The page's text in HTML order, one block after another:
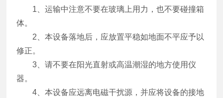
1、运输中注意不要在玻璃上用力，也不要碰撞箱
体。
2、本设备落地后，应放置平稳如地面不平应予以
修正。
3、请不要在阳光直射或高温潮湿的地方使用仪
器。
4、本设备应远离电磁干扰源，并应将设备的接地